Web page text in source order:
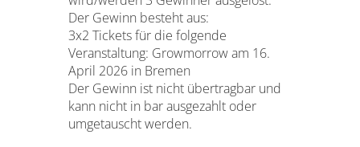
Der Gewinn besteht aus:
3x2 Tickets für die folgende
Veranstaltung: Growmorrow am 16.
April 2026 in Bremen
Der Gewinn ist nicht übertragbar und
kann nicht in bar ausgezahlt oder
umgetauscht werden.